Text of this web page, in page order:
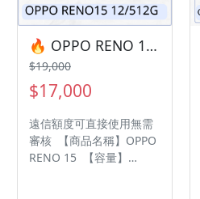
及回報審核進度 LINE
ID:@kjg6280d 大呼小叫
辰通訊行 雲林縣虎尾鎮林
森路二段200號 電話:05-
6339809 在地經營12年店
家 GOOGLE 評價5顆星
🔥 OPPO RENO 15 12/512G 有額度快速過件 🎯 想換新機？現在就是最佳時機！現貨當天審件當天過件即可以馬上寄出
$19,000
$17,000
遠信額度可直接使用無需
審核 【商品名稱】OPPO
RENO 15 【容量】